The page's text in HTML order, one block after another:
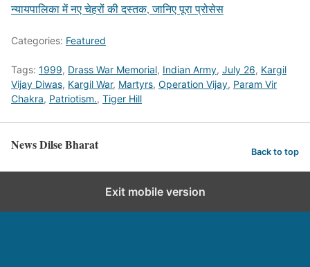
न्यायपालिका में नए चेहरों की दस्तक, जानिए पूरा प्रोसेस
Categories: Featured
Tags: 1999, Drass War Memorial, Indian Army, July 26, Kargil
Vijay Diwas, Kargil War, Martyrs, Operation Vijay, Param Vir
Chakra, Patriotism., Tiger Hill
News Dilse Bharat Back to top
Exit mobile version